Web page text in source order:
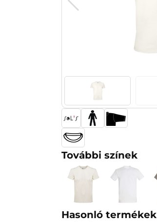
További színek
Hasonló termékek